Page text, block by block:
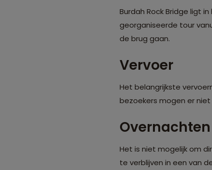
Burdah Rock Bridge ligt
georganiseerde tour
de brug gaan.
Vervoer
Het belangrijkste
bezoekers mogen er
Het is niet mogelijk om
te verblijven in een van